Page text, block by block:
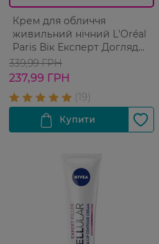
Крем для обличчя
живильний нічний L'Oréal
Paris Вік Експерт Догляд
339,99 ГРН
237,99 ГРН